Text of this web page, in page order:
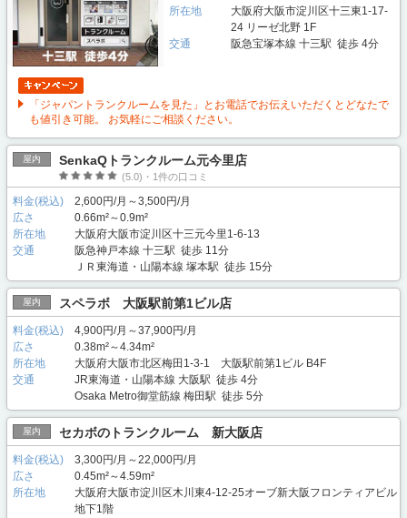
所在地
大阪府大阪市淀川区十三東1-17-
24 リーゼ北野 1F
交通
阪急宝塚本線 十三駅 徒歩 4分
「ジャパントランクルームを見た」とお電話でお伝えいただくとどなたで
も値引き可能。 お気軽にご相談ください。
屋内 SenkaQトランクルーム元今里店
(5.0)・1件の口コミ
料金(税込)
2,600円/月～3,500円/月
広さ
0.66m²～0.9m²
所在地
大阪府大阪市淀川区十三元今里1-6-13
交通
阪急神戸本線 十三駅 徒歩 11分
ＪＲ東海道・山陽本線 塚本駅 徒歩 15分
屋内 スペラボ 大阪駅前第1ビル店
料金(税込)
4,900円/月～37,900円/月
広さ
0.38m²～4.34m²
所在地
大阪府大阪市北区梅田1-3-1 大阪駅前第1ビル B4F
交通
JR東海道・山陽本線 大阪駅 徒歩 4分
Osaka Metro御堂筋線 梅田駅 徒歩 5分
屋内 セカボのトランクルーム 新大阪店
料金(税込)
3,300円/月～22,000円/月
広さ
0.45m²～4.59m²
所在地
大阪府大阪市淀川区木川東4-12-25オーブ新大阪フロンティアビル
地下1階